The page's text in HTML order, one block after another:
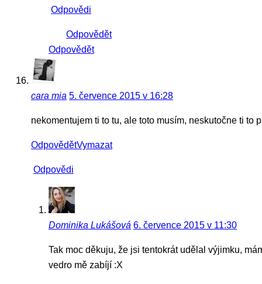
Odpovědi
Odpovědět
Odpovědět
cara mia 5. července 2015 v 16:28
nekomentujem ti to tu, ale toto musím, neskutočne ti
OdpovědětVymazat
Odpovědi
Dominika Lukášová 6. července 2015 v 11:30
Tak moc děkuju, že jsi tentokrát udělal výjimku,
vedro mě zabíjí :X